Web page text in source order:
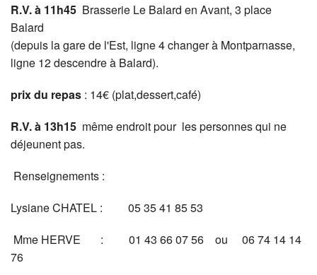
R.V. à 11h45 Brasserie Le Balard en Avant, 3 place
Balard
(depuis la gare de l'Est, ligne 4 changer à Montparnasse,
ligne 12 descendre à Balard).
prix du repas : 14€ (plat,dessert,café)
R.V. à 13h15 même endroit pour les personnes qui ne
déjeunent pas.
Renseignements :
Lysiane CHATEL : 05 35 41 85 53
Mme HERVE : 01 43 66 07 56 ou 06 74 14 14
76